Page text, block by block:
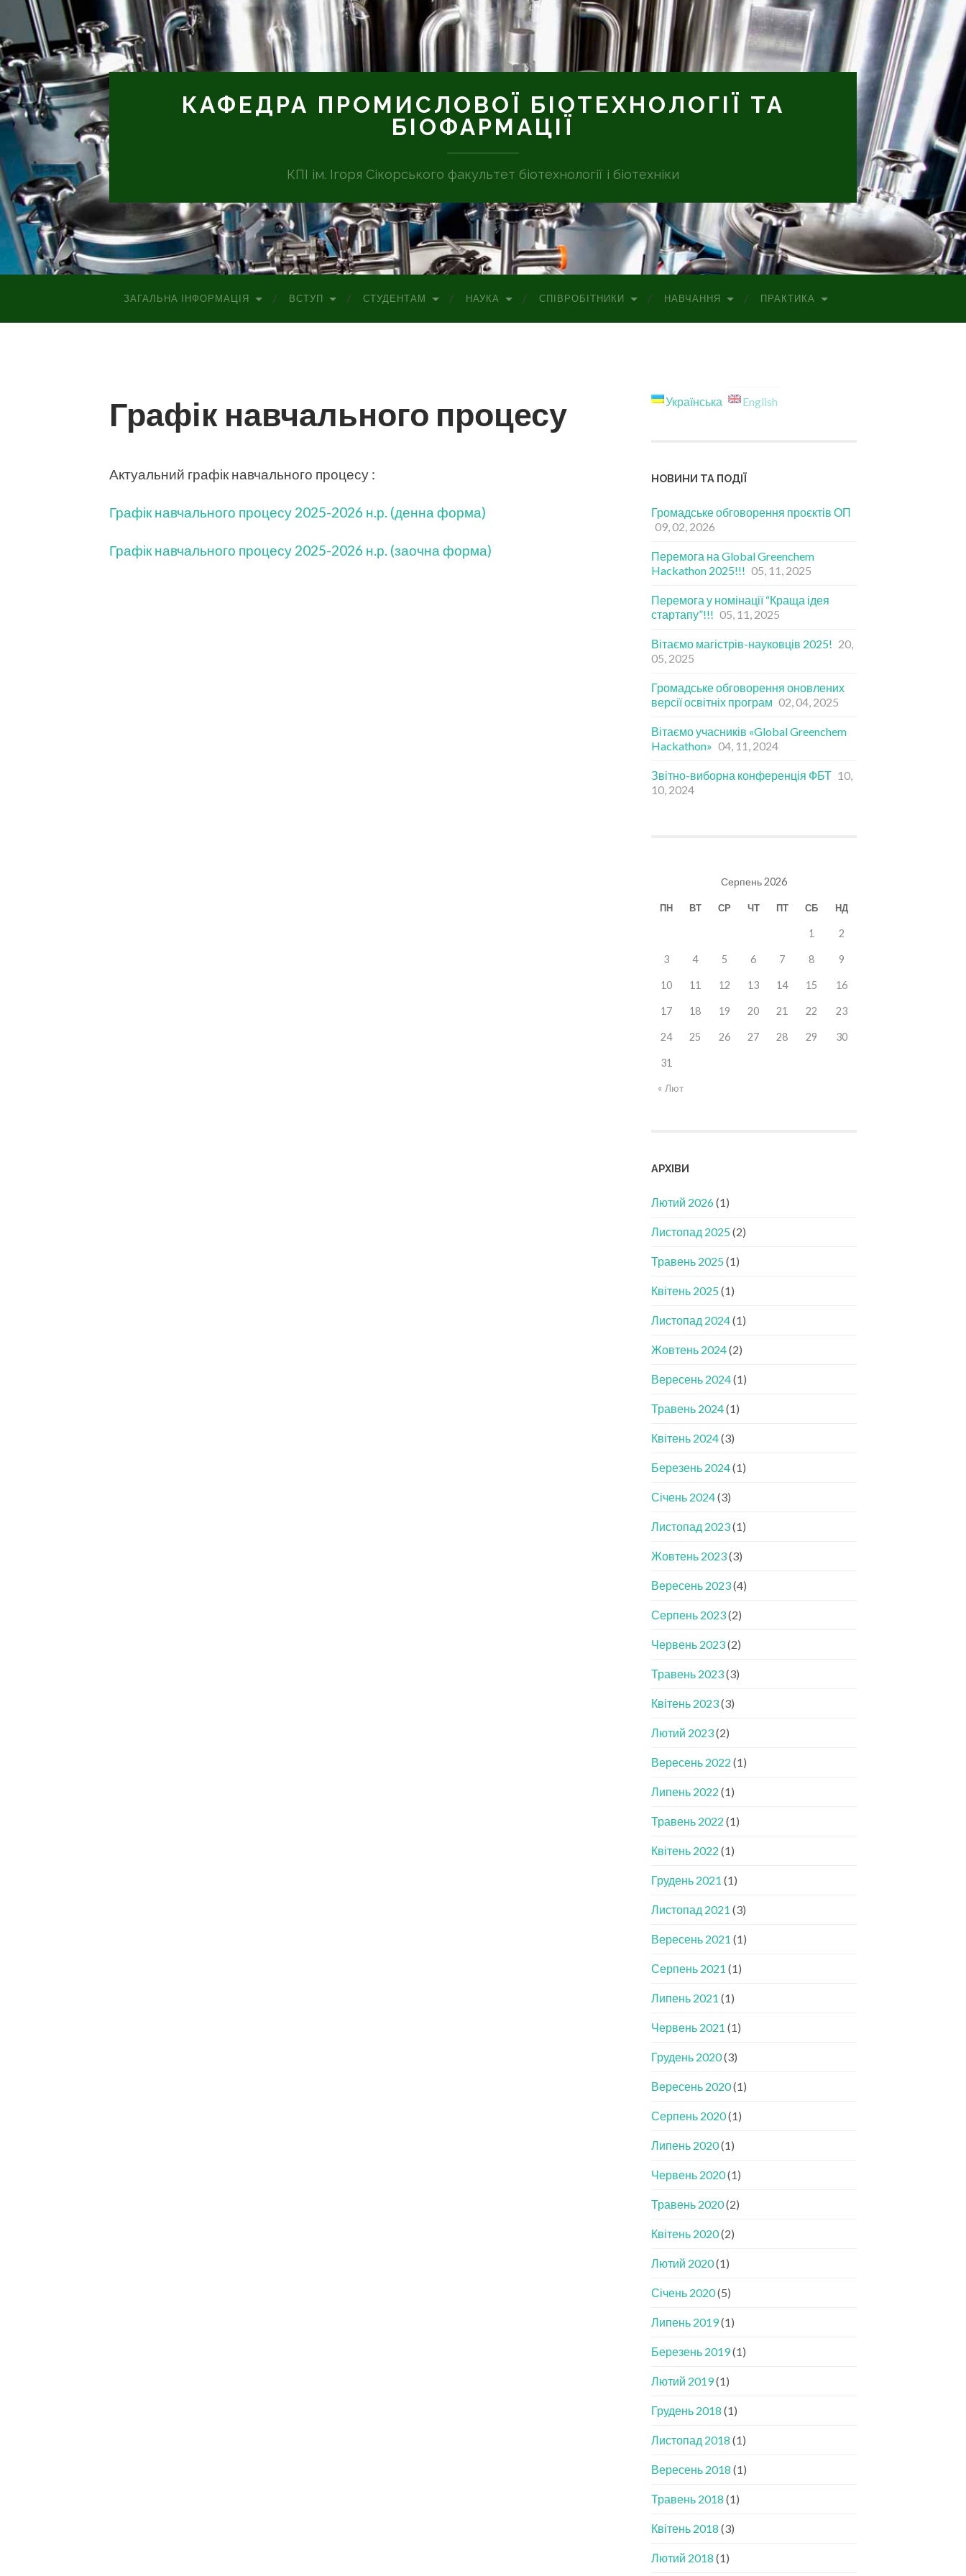
КАФЕДРА ПРОМИСЛОВОЇ БІОТЕХНОЛОГІЇ ТА
БІОФАРМАЦІЇ
КПІ ім. Ігоря Сікорського факультет біотехнології і біотехніки
ЗАГАЛЬНА ІНФОРМАЦІЯ ВСТУП СТУДЕНТАМ НАУКА СПІВРОБІТНИКИ НАВЧАННЯ ПРАКТИКА
Графік навчального процесу
Актуальний графік навчального процесу :
Графік навчального процесу 2025-2026 н.р. (денна форма)
Графік навчального процесу 2025-2026 н.р. (заочна форма)
Українська English
НОВИНИ ТА ПОДІЇ
Громадське обговорення проєктів ОП
09, 02, 2026
Перемога на Global Greenchem
Hackathon 2025!!! 05, 11, 2025
Перемога у номінації “Краща ідея
стартапу”!!! 05, 11, 2025
Вітаємо магістрів-науковців 2025! 20,
05, 2025
Громадське обговорення оновлених
версії освітніх програм 02, 04, 2025
Вітаємо учасників «Global Greenchem
Hackathon» 04, 11, 2024
Звітно-виборна конференція ФБТ 10,
10, 2024
Серпень 2026
ПН ВТ СР ЧТ ПТ СБ НД
« Лют
1 2
3 4 5 6 7 8 9
10 11 12 13 14 15 16
17 18 19 20 21 22 23
24 25 26 27 28 29 30
31
АРХІВИ
Лютий 2026(1)
Листопад 2025(2)
Травень 2025(1)
Квітень 2025(1)
Листопад 2024(1)
Жовтень 2024(2)
Вересень 2024(1)
Травень 2024(1)
Квітень 2024(3)
Березень 2024(1)
Січень 2024(3)
Листопад 2023(1)
Жовтень 2023(3)
Вересень 2023(4)
Серпень 2023(2)
Червень 2023(2)
Травень 2023(3)
Квітень 2023(3)
Лютий 2023(2)
Вересень 2022 (1)
Липень 2022 (1)
Травень 2022 (1)
Квітень 2022 (1)
Грудень 2021 (1)
Листопад 2021 (3)
Вересень 2021 (1)
Серпень 2021 (1)
Липень 2021 (1)
Червень 2021 (1)
Грудень 2020(3)
Вересень 2020(1)
Серпень 2020(1)
Липень 2020(1)
Червень 2020(1)
Травень 2020(2)
Квітень 2020(2)
Лютий 2020(1)
Січень 2020(5)
Липень 2019(1)
Березень 2019(1)
Лютий 2019(1)
Грудень 2018 (1)
Листопад 2018 (1)
Вересень 2018 (1)
Травень 2018 (1)
Квітень 2018 (3)
Лютий 2018 (1)